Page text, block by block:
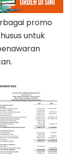
promo
untuk